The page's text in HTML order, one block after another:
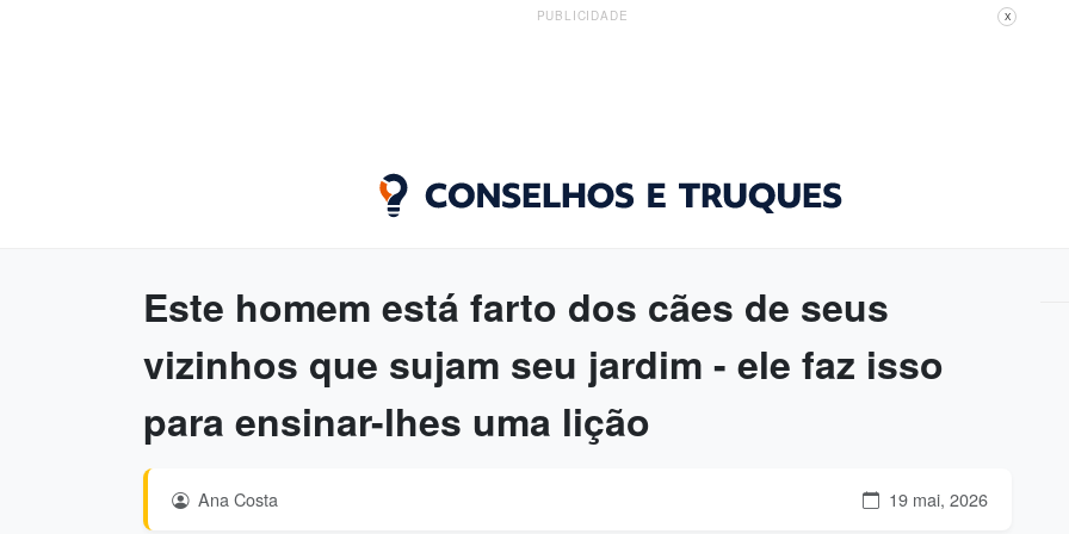
PUBLICIDADE X
Este homem está farto dos cães de seus
vizinhos que sujam seu jardim - ele faz isso
para ensinar-lhes uma lição
Ana Costa 19 mai, 2026